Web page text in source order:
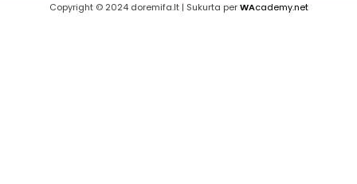
Copyright © 2024 doremifa.lt | Sukurta perWAcademy.net